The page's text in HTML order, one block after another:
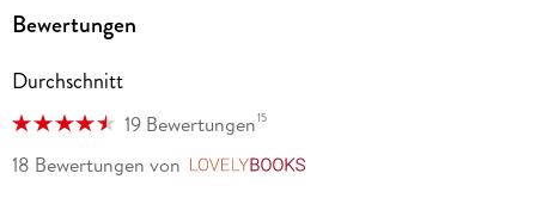
Bewertungen
Durchschnitt
19 Bewertungen15
18 Bewertungen von